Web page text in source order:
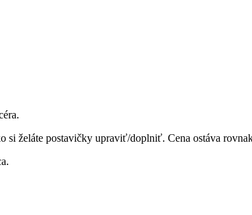
želáte postavičky upraviť/doplniť. Cena ostáva